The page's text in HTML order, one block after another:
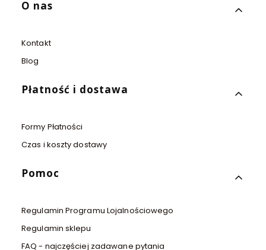
Linki w stopce
O nas
Kontakt
Blog
Płatność i dostawa
Formy Płatności
Czas i koszty dostawy
Pomoc
Regulamin Programu Lojalnościowego
Regulamin sklepu
FAQ - najczęściej zadawane pytania